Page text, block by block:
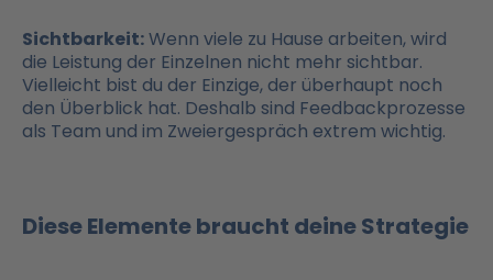
Sichtbarkeit:Wenn viele zu Hause arbeiten, wird
die Leistung der Einzelnen nicht mehr sichtbar.
Vielleicht bist du der Einzige, der überhaupt noch
den Überblick hat. Deshalb sind Feedbackprozesse
als Team und im Zweiergespräch extrem wichtig.
Diese Elemente braucht deine Strategie